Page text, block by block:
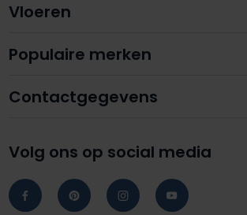
Contactgegevens
Volg ons op social media
Vloeren
Populaire merken